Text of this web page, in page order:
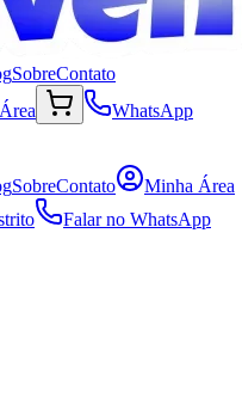
SobreContato
WhatsApp
SobreContato
Minha Área
Falar no WhatsApp